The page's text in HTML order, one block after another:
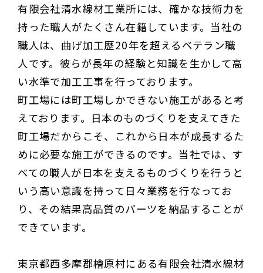
有限会社清水線材工業所には、確かな技術力を
持った職人がたくさん在籍しています。当社の
職人は、曲げ加工歴20年を超えるベテラン職
人です。彼らが長年の経験と知識を生かして高
い水準で加工工事を行っております。
町工場には町工場しかできない施工があると考
えております。日本のものづくりを支えてきた
町工場だからこそ、これから日本が成長するた
めに必要な施工ができるのです。当社では、す
べての職人が日本を支えるものづくりを行うと
いう高い意識を持って日々業務を行なってお
り、その結果高品質のパーツを納品することが
できています。
東京都西多摩郡檜原村にある有限会社清水線材